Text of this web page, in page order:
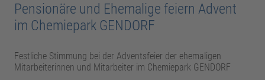
Pensionäre und Ehemalige feiern Advent
im Chemiepark GENDORF
Festliche Stimmung bei der Adventsfeier der ehemaligen
Mitarbeiterinnen und Mitarbeiter im Chemiepark GENDORF